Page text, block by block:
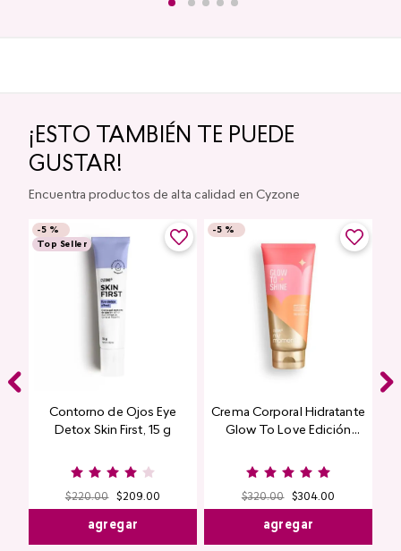
¡ESTO TAMBIÉN TE PUEDE
GUSTAR!
Encuentra productos de alta calidad en Cyzone
-5 %
Top Seller
Contorno de Ojos Eye
Detox Skin First, 15 g
$220.00 $209.00
agregar
-5 %
Crema Corporal Hidratante
Glow To Love Edición
$320.00 $304.00
agregar